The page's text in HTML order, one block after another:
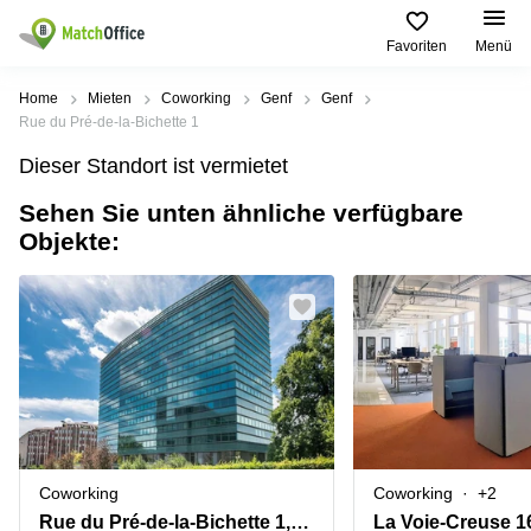
Favoriten Menü
Mieten / Vermieten
Produktseiten
Büro
Business
Coworking
Virtuelle
Büros
Besprechungsräume
Beliebte
Städte
Coworking
Zürich
Coworking
Zug
Coworking
Basel
Coworking
Luzern
Coworking
Lugano
Beliebte
Suchanfragen
Leutschenbachstrasse
95 Zürich
Bahnhofplatz
1 Zürich
Bahnhofstrasse
10 Zürich
Bahnhofstrasse
100 Zürich
Europaallee
41 Zürich
Hilfe
Über uns
Büro vermieten
Preis
Anmelden
Sprache wählen
French
Home Mieten Coworking Genf
Genf
Rue du Pré-de-la-Bichette 1
Dieser Standort ist vermietet
Sehen Sie unten ähnliche verfügbare
Objekte:
Coworking
Rue du Pré-de-la-Bichette 1,Nations Business Centre, 6. Stock
Coworking +2
La Voie-Creuse